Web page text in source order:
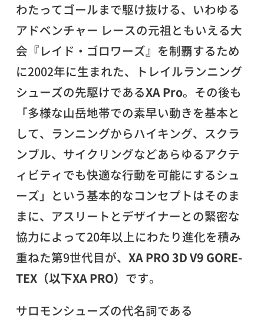
わたってゴールまで駆け抜ける、いわゆる
アドベンチャー レースの元祖ともいえる大
会『レイド・ゴロワーズ』を制覇するため
に2002年に生まれた、トレイルランニング
シューズの先駆けであるXA Pro。その後も
「多様な山岳地帯での素早い動きを基本と
して、ランニングからハイキング、スクラ
ンブル、サイクリングなどあらゆるアクテ
ィビティでも快適な行動を可能にするシュ
ーズ」という基本的なコンセプトはそのま
まに、アスリートとデザイナーとの緊密な
協力によって20年以上にわたり進化を積み
重ねた第9世代目が、XA PRO 3D V9 GORE-
TEX（以下XA PRO） です。
サロモンシューズの代名詞である